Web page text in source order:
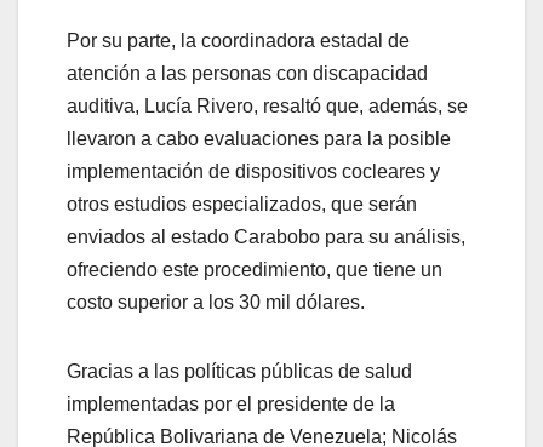
Por su parte, la coordinadora estadal de
atención a las personas con discapacidad
auditiva, Lucía Rivero, resaltó que, además, se
llevaron a cabo evaluaciones para la posible
implementación de dispositivos cocleares y
otros estudios especializados, que serán
enviados al estado Carabobo para su análisis,
ofreciendo este procedimiento, que tiene un
costo superior a los 30 mil dólares.
Gracias a las políticas públicas de salud
implementadas por el presidente de la
República Bolivariana de Venezuela; Nicolás